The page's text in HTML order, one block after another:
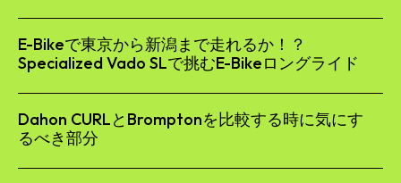
E-Bikeで東京から新潟まで走れるか！？
Specialized Vado SLで挑むE-Bikeロングライド
Dahon CURLとBromptonを比較する時に気にす
るべき部分